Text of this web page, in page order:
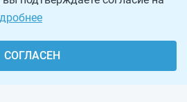
СОГЛАСЕН